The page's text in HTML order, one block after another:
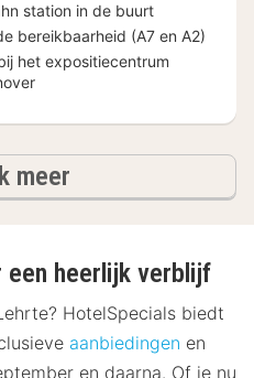
55,65
station in de buurt
bereikbaarheid (A7 en A2)
het expositiecentrum
meerhotels
een heerlijk verblijf
HotelSpecials biedt
aanbiedingen en
en daarna. Of je nu